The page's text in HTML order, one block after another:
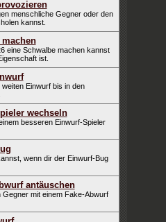
menschliche Gegner oder den
kannst.
machen
eine Schwalbe machen kannst
ist.
Einwurf bis in den
wechseln
besseren Einwurf-Spieler
wenn dir der Einwurf-Bug
antäuschen
Gegner mit einem Fake-Abwurf